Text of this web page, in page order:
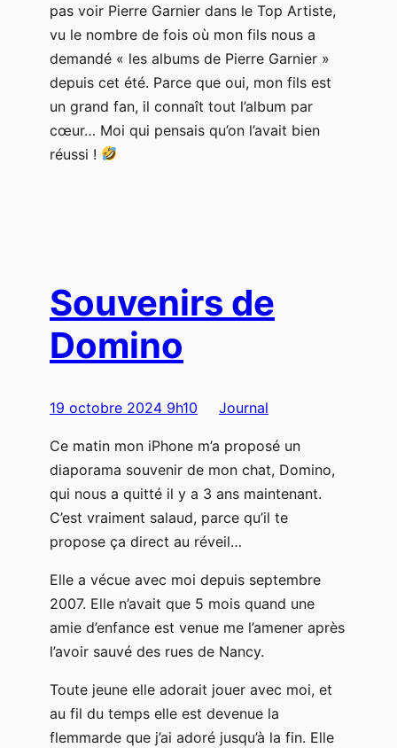
pas voir Pierre Garnier dans le Top Artiste,
vu le nombre de fois où mon fils nous a
demandé « les albums de Pierre Garnier »
depuis cet été. Parce que oui, mon fils est
un grand fan, il connaît tout l’album par
cœur… Moi qui pensais qu’on l’avait bien
réussi !
Souvenirs de
Domino
19 octobre 2024 9h10 Journal
Ce matin mon iPhone m’a proposé un
diaporama souvenir de mon chat, Domino,
qui nous a quitté il y a 3 ans maintenant.
C’est vraiment salaud, parce qu’il te
propose ça direct au réveil…
Elle a vécue avec moi depuis septembre
2007. Elle n’avait que 5 mois quand une
amie d’enfance est venue me l’amener après
l’avoir sauvé des rues de Nancy.
Toute jeune elle adorait jouer avec moi, et
au fil du temps elle est devenue la
flemmarde que j’ai adoré jusqu’à la fin. Elle